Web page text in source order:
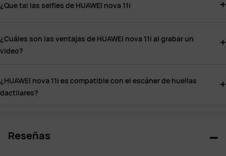
¿Que tal las selfies de HUAWEI nova 11i
¿Cuáles son las ventajas de HUAWEI nova 11i al grabar un
video?
¿HUAWEI nova 11i es compatible con el escáner de huellas
dactilares?
Reseñas